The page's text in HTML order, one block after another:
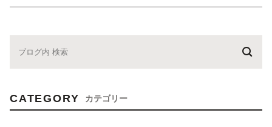
CATEGORY カテゴリー